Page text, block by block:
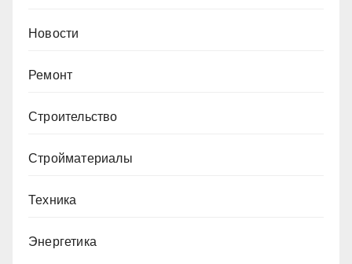
Новости
Ремонт
Строительство
Стройматериалы
Техника
Энергетика